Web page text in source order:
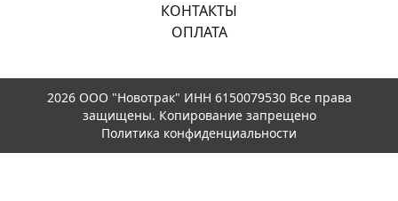
КОНТАКТЫ
ОПЛАТА
2026 ООО "Новотрак" ИНН 6150079530 Все права
защищены. Копирование запрещено
Политика конфиденциальности